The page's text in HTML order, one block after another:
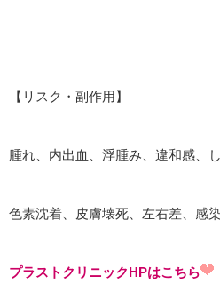
【リスク・副作用】
腫れ、内出血、浮腫み、違和感、
色素沈着、皮膚壊死、左右差、感
プラストクリニックHPはこちら